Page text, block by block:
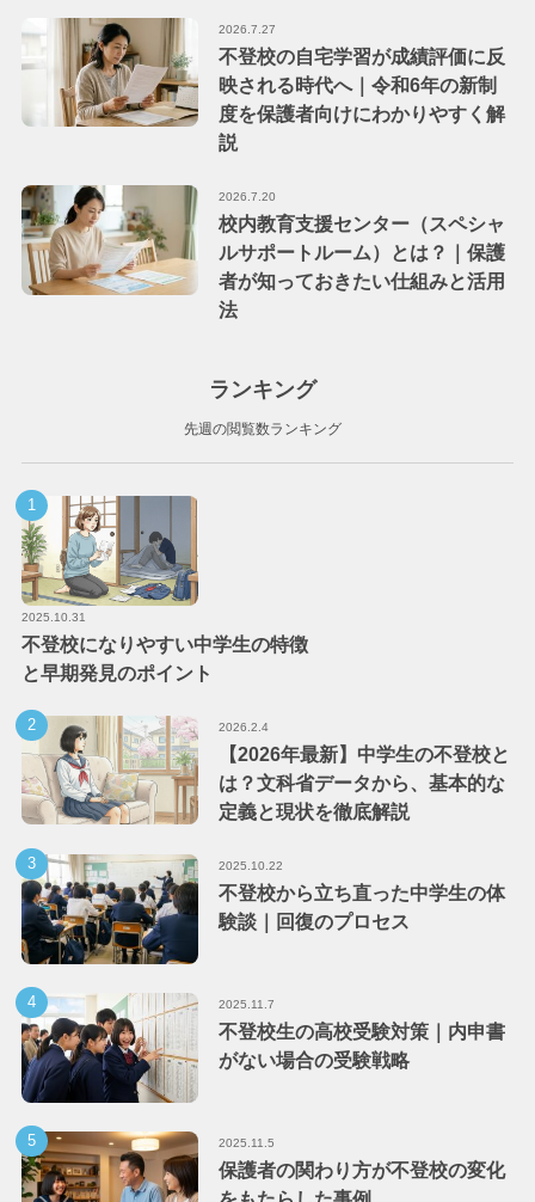
不登校の自宅学習が成績評価に反
映される時代へ｜令和6年の新制
度を保護者向けにわかりやすく解
説
2026.7.27
校内教育支援センター（スペシャ
ルサポートルーム）とは？｜保護
者が知っておきたい仕組みと活用
法
2026.7.20
ランキング
先週の閲覧数ランキング
不登校になりやすい中学生の特徴
と早期発見のポイント
2025.10.31
【2026年最新】中学生の不登校と
は？文科省データから、基本的な
定義と現状を徹底解説
2026.2.4
不登校から立ち直った中学生の体
験談｜回復のプロセス
2025.10.22
不登校生の高校受験対策｜内申書
がない場合の受験戦略
2025.11.7
保護者の関わり方が不登校の変化
2025.11.5